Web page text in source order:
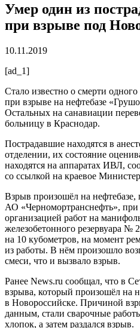
Умер один из
при взрыве под
10.11.2019
[ad_1]
Стало известно о смерти
при взрыве на нефтебазе
Остальных на санавиации
больницу в Краснодар.
Пострадавшие находятся в
отделении, их состояние
находятся на аппаратах ИВЛ,
со ссылкой на краевое
Взрыв произошёл на
АО «Черномортранснефть»,
организацией работ на
железобетонного резервуара №
на 10 кубометров, на момент
из работы. В нём произошло
смеси, что и вызвало взрыв.
Ранее News.ru сообщал, что в
взрыва, который произошёл на
в Новороссийске. Причиной
данным, стали сварочные
хлопок, а затем раздался взрыв.